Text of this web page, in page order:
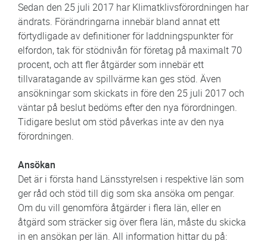
Sedan den 25 juli 2017 har Klimatklivsförordningen har
ändrats. Förändringarna innebär bland annat ett
förtydligade av definitioner för laddningspunkter för
elfordon, tak för stödnivån för företag på maximalt 70
procent, och att fler åtgärder som innebär ett
tillvaratagande av spillvärme kan ges stöd. Även
ansökningar som skickats in före den 25 juli 2017 och
väntar på beslut bedöms efter den nya förordningen.
Tidigare beslut om stöd påverkas inte av den nya
förordningen.
Ansökan
Det är i första hand Länsstyrelsen i respektive län som
ger råd och stöd till dig som ska ansöka om pengar.
Om du vill genomföra åtgärder i flera län, eller en
åtgärd som sträcker sig över flera län, måste du skicka
in en ansökan per län. All information hittar du på: